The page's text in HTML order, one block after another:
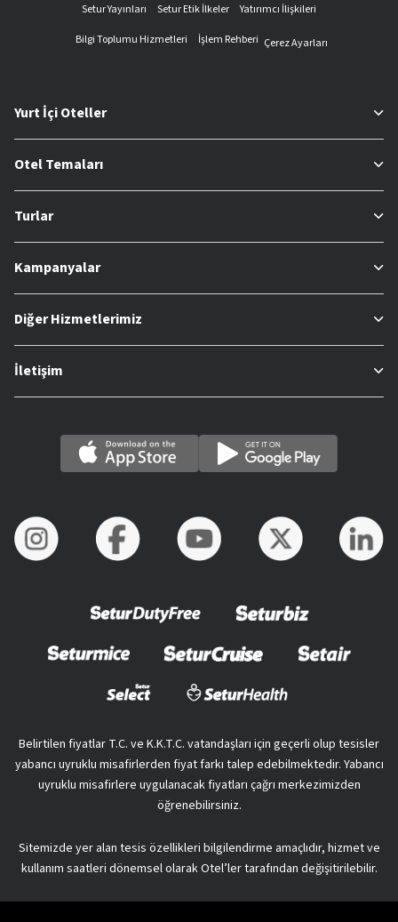
Setur Yayınları
Setur Etik İlkeler
Yatırımcı İlişkileri
Bilgi Toplumu Hizmetleri
İşlem Rehberi Çerez Ayarları
Yurt İçi Oteller
Otel Temaları
Turlar
Kampanyalar
Diğer Hizmetlerimiz
İletişim
Belirtilen fiyatlar T.C. ve K.K.T.C. vatandaşları için geçerli olup tesisler
yabancı uyruklu misafirlerden fiyat farkı talep edebilmektedir. Yabancı
uyruklu misafirlere uygulanacak fiyatları çağrı merkezimizden
öğrenebilirsiniz.
Sitemizde yer alan tesis özellikleri bilgilendirme amaçlıdır, hizmet ve
kullanım saatleri dönemsel olarak Otel’ler tarafından değişitirilebilir.